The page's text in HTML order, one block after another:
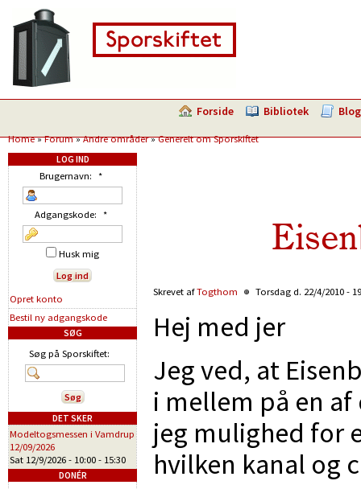
Forside Bibliotek Blog
Home»Forum»Andre områder»Generelt om Sporskiftet
Skrevet afTogthom Torsdag d. 22/4/2010 -
Hej med jer
Jeg ved, at
i mellem på en
jeg mulighed for
hvilken kanal og
LOG IND
Brugernavn: *
Adgangskode: *
Husk mig
Opret konto
Bestil ny adgangskode
SØG
Søg på Sporskiftet:
DET SKER
Modeltogsmessen i Vamdrup
12/09/2026
Sat 12/9/2026 - 10:00 - 15:30
DONÉR